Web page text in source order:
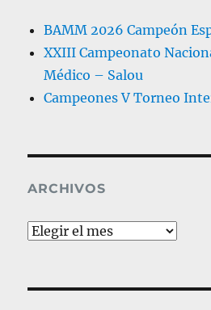
BAMM 2026 Campeón
XXIII Campeonato
Médico – Salou
Campeones V Torneo
ARCHIVOS
Archivos